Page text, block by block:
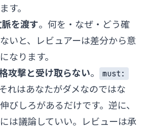
す。
を渡す。何を・なぜ・どう確
いと、レビュアーは差分から意
なります。
攻撃と受け取らない。
must:
れはあなたがダメなのではな
びしろがあるだけです。逆に、
は議論していい。レビューは承